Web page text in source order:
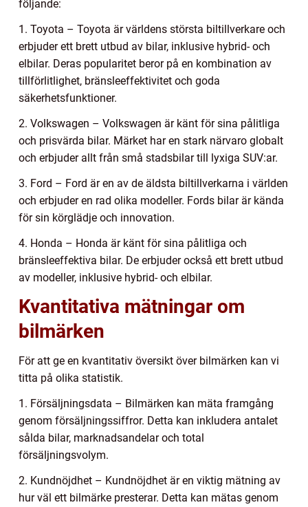
följande:
1. Toyota – Toyota är världens största biltillverkare och
erbjuder ett brett utbud av bilar, inklusive hybrid- och
elbilar. Deras popularitet beror på en kombination av
tillförlitlighet, bränsleeffektivitet och goda
säkerhetsfunktioner.
2. Volkswagen – Volkswagen är känt för sina pålitliga
och prisvärda bilar. Märket har en stark närvaro globalt
och erbjuder allt från små stadsbilar till lyxiga SUV:ar.
3. Ford – Ford är en av de äldsta biltillverkarna i världen
och erbjuder en rad olika modeller. Fords bilar är kända
för sin körglädje och innovation.
4. Honda – Honda är känt för sina pålitliga och
bränsleeffektiva bilar. De erbjuder också ett brett utbud
av modeller, inklusive hybrid- och elbilar.
Kvantitativa mätningar om
bilmärken
För att ge en kvantitativ översikt över bilmärken kan vi
titta på olika statistik.
1. Försäljningsdata – Bilmärken kan mäta framgång
genom försäljningssiffror. Detta kan inkludera antalet
sålda bilar, marknadsandelar och total
försäljningsvolym.
2. Kundnöjdhet – Kundnöjdhet är en viktig mätning av
hur väl ett bilmärke presterar. Detta kan mätas genom